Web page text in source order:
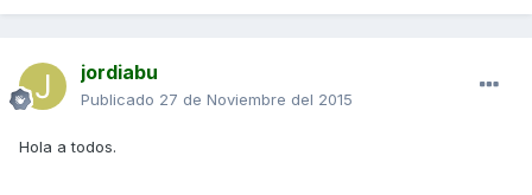
jordiabu
Publicado 27 de Noviembre del 2015
Hola a todos.